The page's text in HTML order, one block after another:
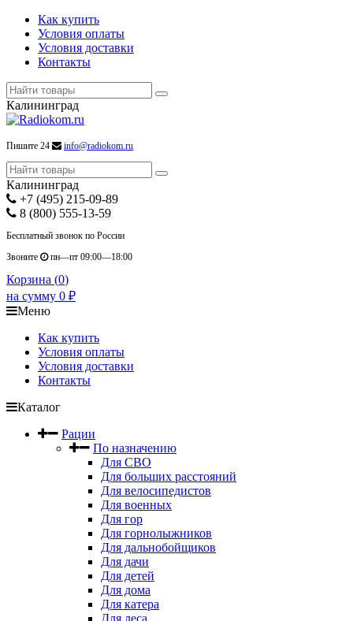
Как купить
Условия оплаты
Условия доставки
Контакты
Калининград
Пишите 24 info@radiokom.ru
Калининград
+7 (495) 215-09-89
8 (800) 555-13-59
Бесплатный звонок по России
Звоните
пн—пт 09:00—18:00
Корзина (0)
на сумму 0 ₽
Меню
Как купить
Условия оплаты
Условия доставки
Контакты
Каталог
Рации
По назначению
Для СВО
Для больших расстояний
Для велосипедистов
Для военных
Для гор
Для горнолыжников
Для дальнобойщиков
Для дачи
Для детей
Для дома
Для катера
Для леса